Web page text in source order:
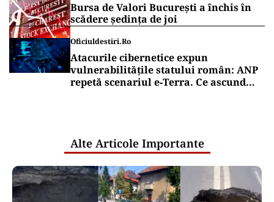
Bursa de Valori București a închis în
scădere ședința de joi
Oficiuldestiri.ro
Atacurile cibernetice expun
vulnerabilitățile statului român: ANP
repetă scenariul e‑Terra. Ce ascund
Alte Articole Importante